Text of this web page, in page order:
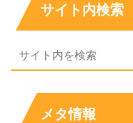
サイト内検索
メタ情報